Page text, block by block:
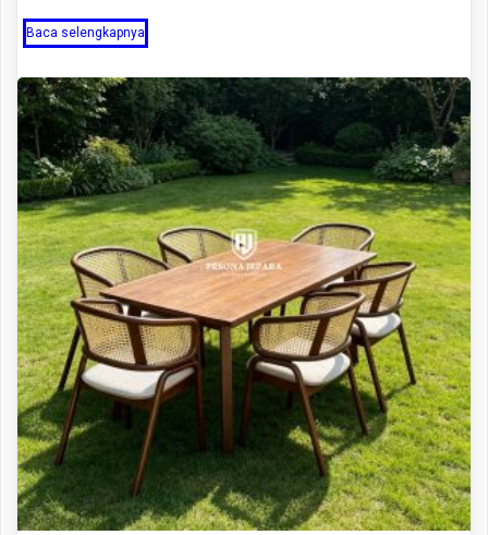
Baca selengkapnya